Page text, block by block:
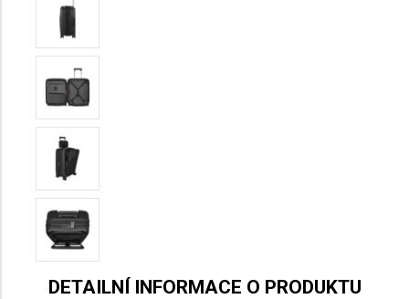
DETAILNÍ INFORMACE O PRODUKTU